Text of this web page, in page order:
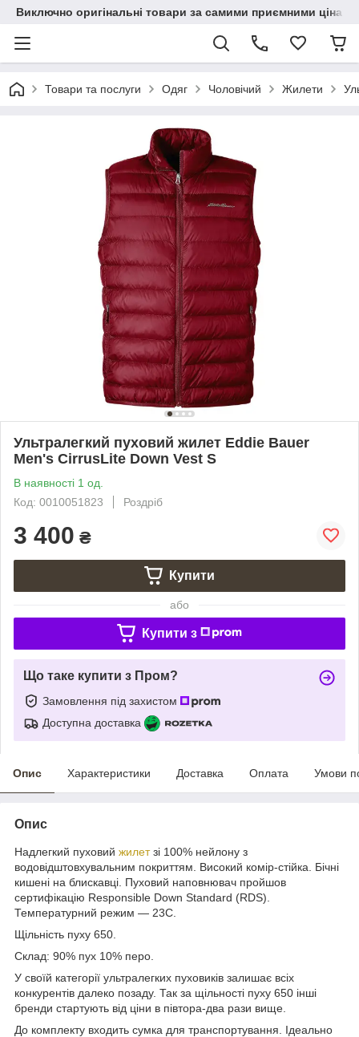
Виключно оригінальні товари за самими приємними
Товари та послуги Одяг Чоловічий Жилети
Ультралегкий пуховий жилет Eddie Bauer
Men's CirrusLite Down Vest S
В наявності 1 од.
Код: 0010051823
Роздріб
3 400 ₴
Купити
або
Купити з
Що таке купити з Пром?
Замовлення під захистом
Доступна доставка
Опис Характеристики Доставка Оплата Умови
Опис
Надлегкий пуховий жилетзі 100% нейлону з
водовідштовхувальним покриттям. Високий комір-стійка. Бічні
кишені на блискавці. Пуховий наповнювач пройшов
сертифікацію Responsible Down Standard (RDS).
Температурний режим — 23С.
Щільність пуху 650.
Склад: 90% пух 10% перо.
У своїй категорії ультралегких пуховиків залишає всіх
конкурентів далеко позаду. Так за щільності пуху 650 інші
бренди стартують від ціни в півтора-два рази вище.
До комплекту входить сумка для транспортування. Ідеально